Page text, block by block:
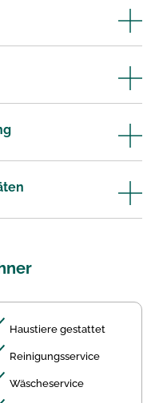
Haustiere gestattet
Reinigungsservice
Wäscheservice